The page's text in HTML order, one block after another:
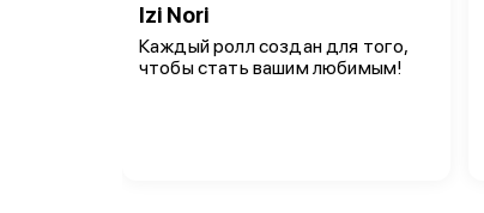
Izi Nori
Каждый ролл создан для того,
чтобы стать вашим любимым!